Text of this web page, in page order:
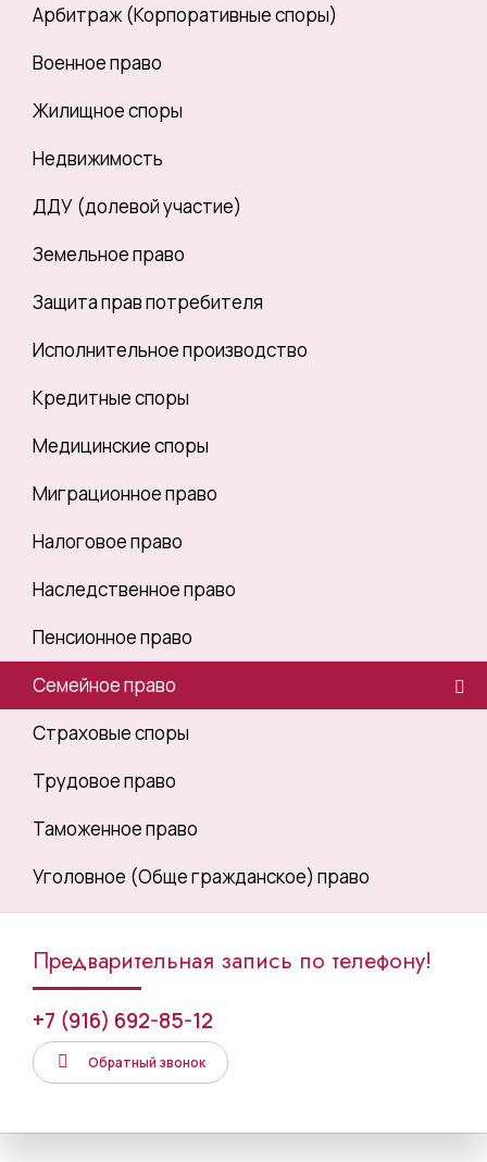
Арбитраж (Корпоративные споры)
Военное право
Жилищное споры
Недвижимость
ДДУ (долевой участие)
Земельное право
Защита прав потребителя
Исполнительное производство
Кредитные споры
Медицинские споры
Миграционное право
Налоговое право
Наследственное право
Пенсионное право
Семейное право
Страховые споры
Трудовое право
Таможенное право
Уголовное (Обще гражданское) право
Предварительная запись по телефону!
+7 (916) 692-85-12
Обратный звонок